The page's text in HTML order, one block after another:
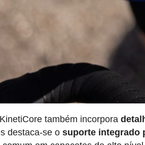
também incorpora
destaca-se osuporte integrado